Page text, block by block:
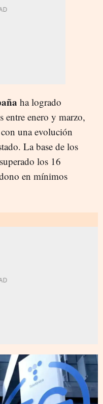
ha logrado
entre enero y marzo,
una evolución
La base de los
los 16
en mínimos